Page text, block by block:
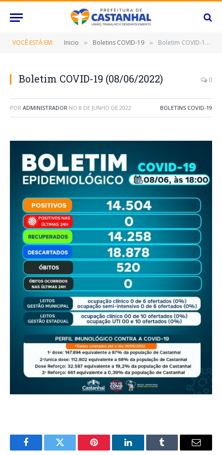
VOCÊ ESTÁ EM: Inicio » Boletins COVID-19 » Boletim COVID-19 (08/06/2022)
Boletim COVID-19 (08/06/2022) 0
POR ADMINISTRADOR NO 8 DE JUNHO DE 2022 BOLETINS COVID-19
FacebookTwitter Pinterest O
Tumblr
E-